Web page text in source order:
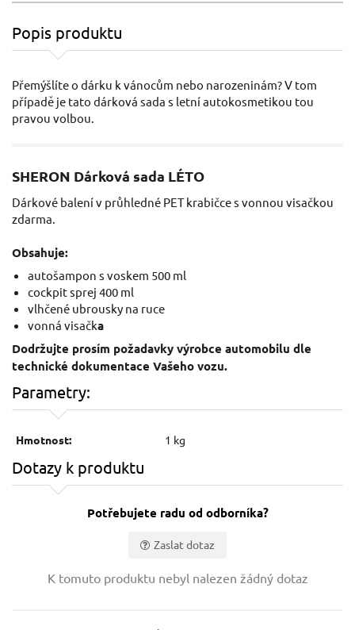
Popis produktu
Přemýšlíte o dárku k vánocům nebo narozeninám? V tom
případě je tato dárková sada s letní autokosmetikou tou
pravou volbou.
SHERON Dárková sada LÉTO
Dárkové balení v průhledné PET krabičce s vonnou visačkou
zdarma.
Obsahuje:
autošampon s voskem 500 ml
cockpit sprej 400 ml
vlhčené ubrousky na ruce
vonná visačka
Dodržujte prosím požadavky výrobce automobilu dle
technické dokumentace Vašeho vozu.
Parametry:
Hmotnost: 1 kg
Dotazy k produktu
Potřebujete radu od odborníka?
Zaslat dotaz
K tomuto produktu nebyl nalezen žádný dotaz